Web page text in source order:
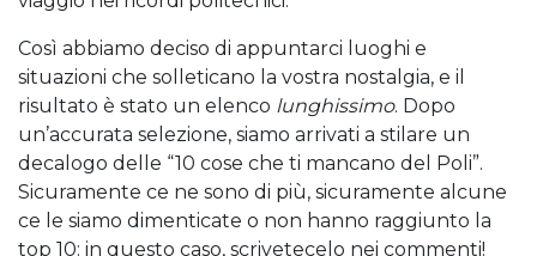
Così abbiamo deciso di appuntarci luoghi e
situazioni che solleticano la vostra nostalgia, e il
risultato è stato un elenco lunghissimo. Dopo
un’accurata selezione, siamo arrivati a stilare un
decalogo delle “10 cose che ti mancano del Poli”.
Sicuramente ce ne sono di più, sicuramente alcune
ce le siamo dimenticate o non hanno raggiunto la
top 10: in questo caso, scrivetecelo nei commenti!